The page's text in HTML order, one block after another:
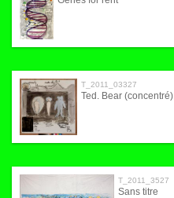
T_2011_03327
Ted. Bear (concentré)
T_2011_3527
Sans titre